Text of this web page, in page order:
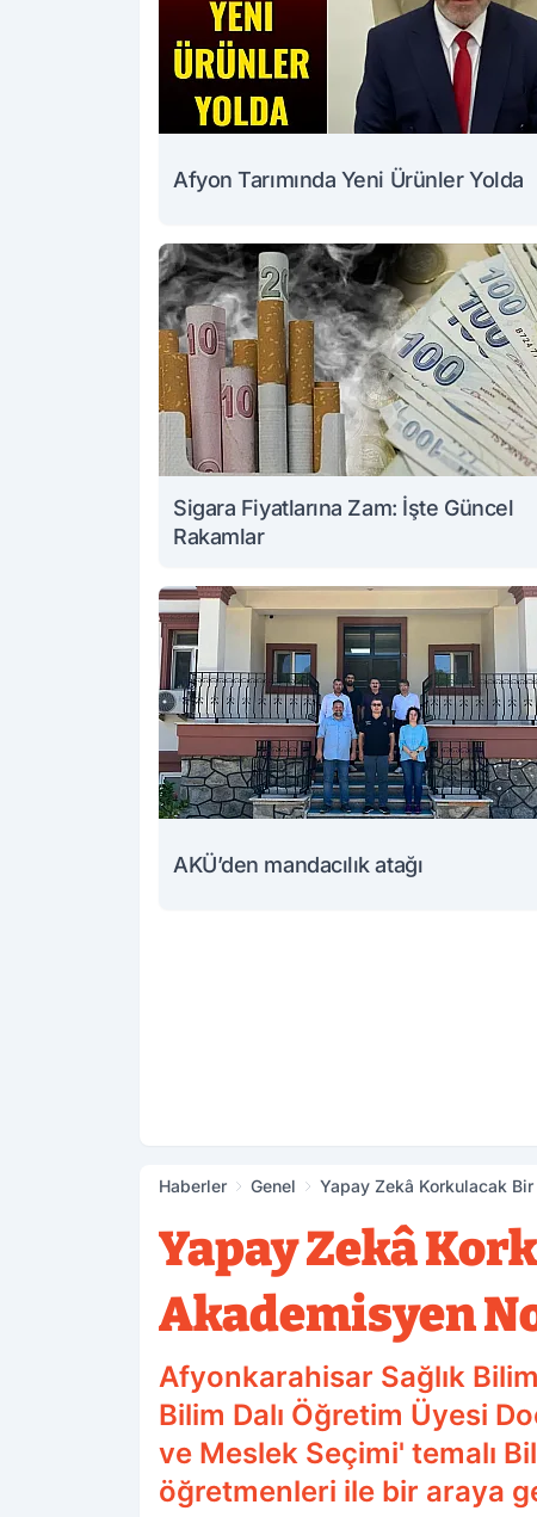
Afyon Tarımında Yeni Ürünler Yolda
Sigara Fiyatlarına Zam: İşte Güncel
Rakamlar
AKÜ’den mandacılık atağı
Haberler Genel Yapay Zekâ Korkulacak
Yapay Zekâ
Akademisyen
Afyonkarahisar Sağlık
Bilim Dalı Öğretim Üyesi
ve Meslek Seçimi' temalı
öğretmenleri ile bir araya